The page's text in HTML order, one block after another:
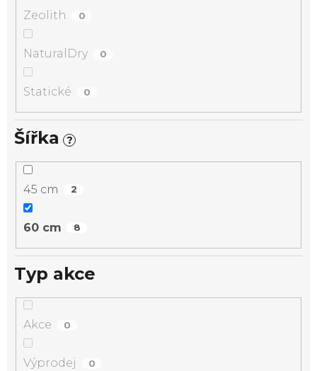
Zeolith 0
NaturalDry 0
Statické 0
Šířka ?
45 cm 2
60 cm 8
Typ akce
Akce 0
Výprodej 0